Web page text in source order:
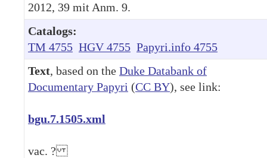
2012, 39 mit Anm. 9.
Catalogs:
TM 4755 HGV 4755 Papyri.info 4755
Text, based on the Duke Databank of
Documentary Papyri (CC BY), see link:
bgu.7.1505.xml
vac. ?